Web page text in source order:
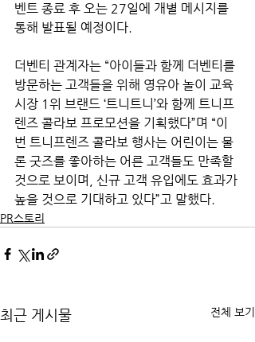
벤트 종료 후 오는 27일에 개별 메시지를
통해 발표될 예정이다.
더벤티 관계자는 “아이들과 함께 더벤티를
방문하는 고객들을 위해 영유아 놀이 교육
시장 1위 브랜드 ‘트니트니’와 함께 트니프
렌즈 콜라보 프로모션을 기획했다”며 “이
번 트니프렌즈 콜라보 행사는 어린이는 물
론 굿즈를 좋아하는 어른 고객들도 만족할
것으로 보이며, 신규 고객 유입에도 효과가
높을 것으로 기대하고 있다”고 말했다.
PR스토리
최근 게시물 전체 보기